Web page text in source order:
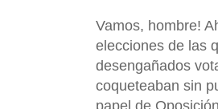
Vamos, hombre!
elecciones de las
desengañados
coqueteaban sin
papel de